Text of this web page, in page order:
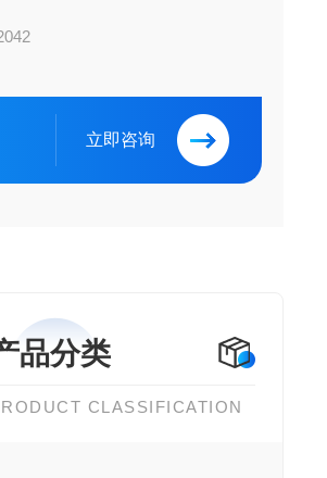
立即咨询
品分类
CLASSIFICATION